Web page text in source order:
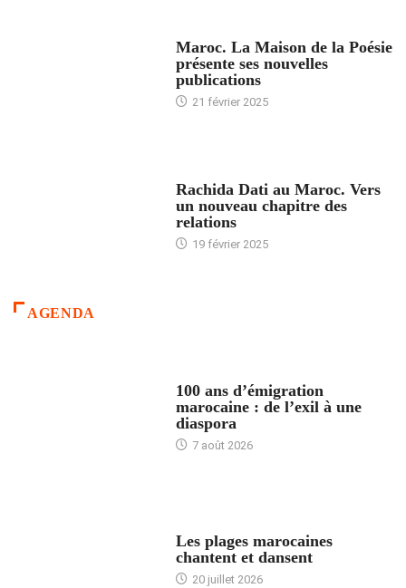
Maroc. La Maison de la Poésie
présente ses nouvelles
publications
21 février 2025
Rachida Dati au Maroc. Vers
un nouveau chapitre des
relations
19 février 2025
AGENDA
100 ans d’émigration
marocaine : de l’exil à une
diaspora
7 août 2026
Les plages marocaines
chantent et dansent
20 juillet 2026